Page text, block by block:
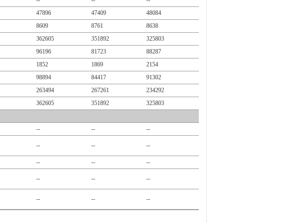
47896 47409
48084
8609 8761
8638
362605 351892
325803
96196 81723
88287
1852 1869
2154
98894 84417
91302
263494 267261
234292
362605 351892
325803
-- --
--
-- -- --
-- --
--
-- -- --
-- -- --